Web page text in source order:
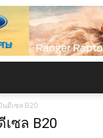
นดีเซล B20
ซล B20